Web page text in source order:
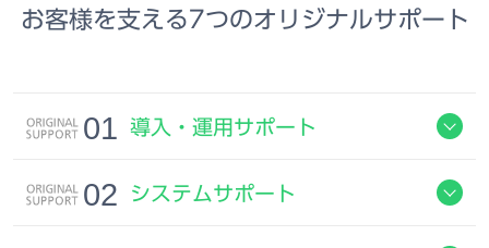
お客様を支える7つのオリジナルサポート
導入・運用サポート
システムサポート